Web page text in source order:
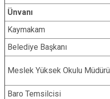
Ünvanı
Kaymakam
Belediye Başkanı
Meslek Yüksek Okulu Müdürü
Baro Temsilcisi